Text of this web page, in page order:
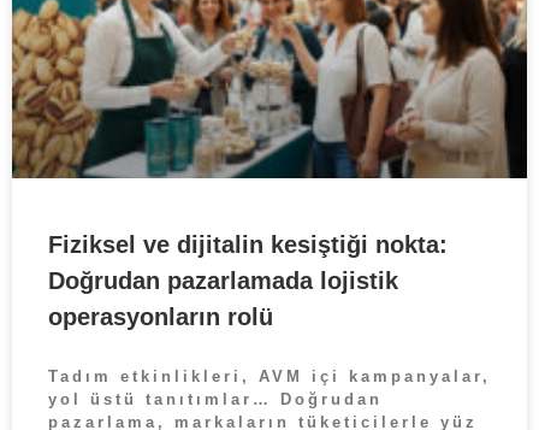
Fiziksel ve dijitalin kesiştiği nokta:
Doğrudan pazarlamada lojistik
operasyonların rolü
Tadım etkinlikleri, AVM içi kampanyalar,
yol üstü tanıtımlar… Doğrudan
pazarlama, markaların tüketicilerle yüz